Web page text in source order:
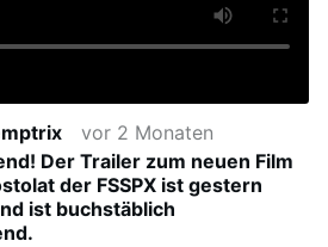
vor 2 Monaten
Der Trailer zum neuen Film
der FSSPX ist gestern
ist buchstäblich